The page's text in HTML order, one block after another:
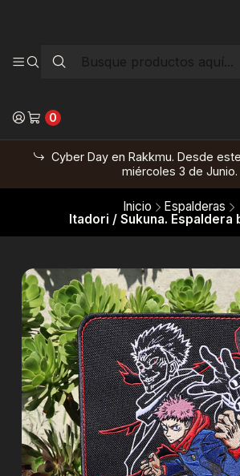
0
Cyber Day en Rakkmu. Desde
miércoles 3 de Junio.
Inicio
Espalderas
Itadori / Sukuna. Espaldera